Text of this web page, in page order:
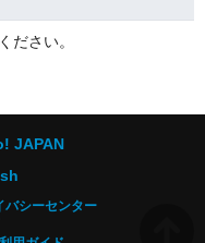
ださい。
JAPAN
バシーセンター